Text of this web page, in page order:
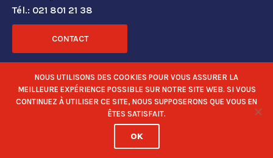
Tél.: 021 801 21 38
CONTACT
RÉSEAUX SOCIAUX
NOUS UTILISONS DES COOKIES POUR VOUS ASSURER LA
MEILLEURE EXPÉRIENCE POSSIBLE SUR NOTRE SITE WEB. SI VOUS
CONTINUEZ À UTILISER CE SITE, NOUS SUPPOSERONS QUE VOUS EN
ÊTES SATISFAIT.
OK